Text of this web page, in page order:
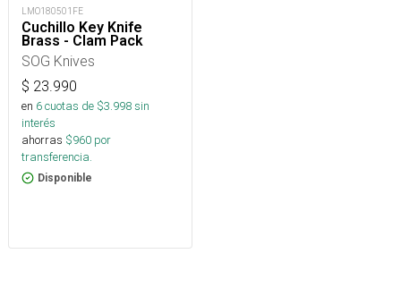
LMO180501FE
Cuchillo Key Knife
Brass - Clam Pack
SOG Knives
$ 23.990
en 6cuotas de $3.998sin
interés
ahorras $960 por
transferencia.
Disponible